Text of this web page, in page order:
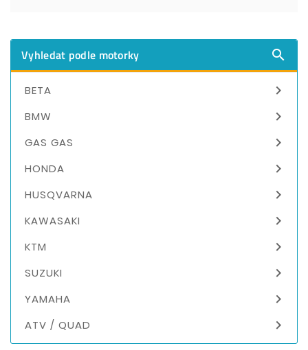
Vyhledat podle motorky 
BETA 
BMW 
GAS GAS 
HONDA 
HUSQVARNA 
KAWASAKI 
KTM 
SUZUKI 
YAMAHA 
ATV / QUAD 